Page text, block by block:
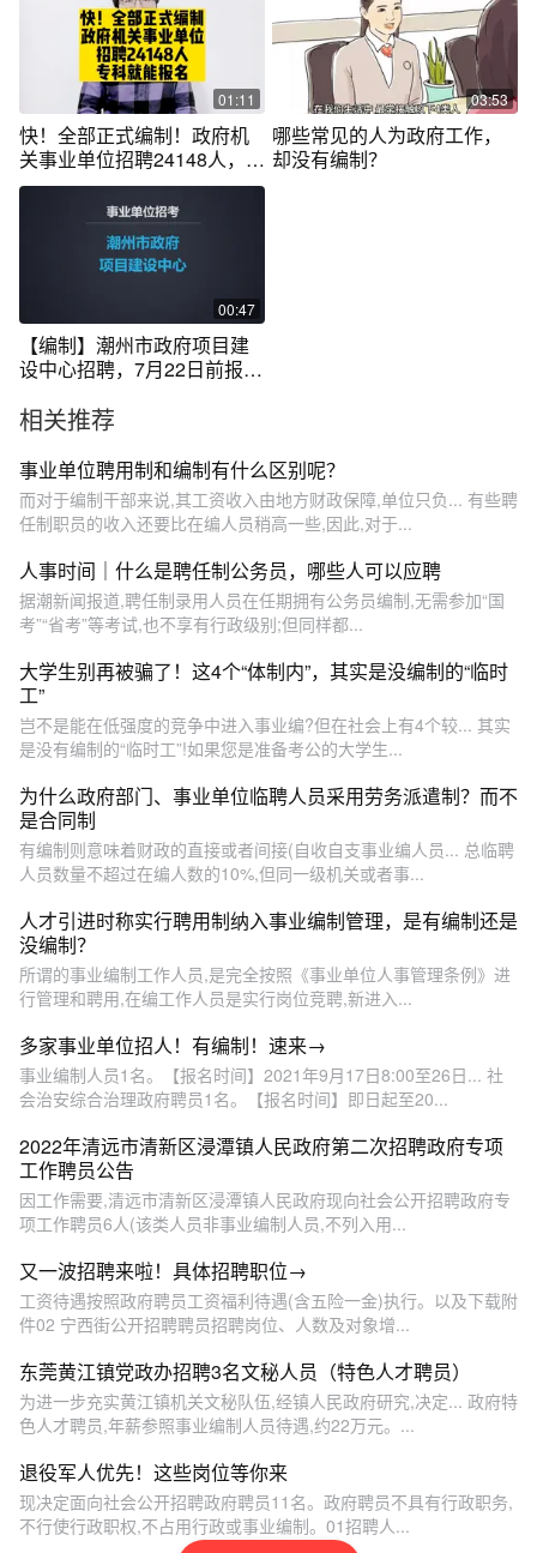
01:11
快！全部正式编制！政府机
关事业单位招聘24148人，专
科就能报名
03:53
哪些常见的人为政府工作，
却没有编制？
00:47
【编制】潮州市政府项目建
设中心招聘，7月22日前报名
相关推荐
事业单位聘用制和编制有什么区别呢？
而对于编制干部来说,其工资收入由地方财政保障,单位只负... 有些聘
任制职员的收入还要比在编人员稍高一些,因此,对于...
人事时间｜什么是聘任制公务员，哪些人可以应聘
据潮新闻报道,聘任制录用人员在任期拥有公务员编制,无需参加“国
考”“省考”等考试,也不享有行政级别;但同样都...
大学生别再被骗了！这4个“体制内”，其实是没编制的“临时
工”
岂不是能在低强度的竞争中进入事业编?但在社会上有4个较... 其实
是没有编制的“临时工”!如果您是准备考公的大学生...
为什么政府部门、事业单位临聘人员采用劳务派遣制？而不
是合同制
有编制则意味着财政的直接或者间接(自收自支事业编人员... 总临聘
人员数量不超过在编人数的10%,但同一级机关或者事...
人才引进时称实行聘用制纳入事业编制管理，是有编制还是
没编制？
所谓的事业编制工作人员,是完全按照《事业单位人事管理条例》进
行管理和聘用,在编工作人员是实行岗位竞聘,新进入...
多家事业单位招人！有编制！速来→
事业编制人员1名。【报名时间】2021年9月17日8:00至26日... 社
会治安综合治理政府聘员1名。【报名时间】即日起至20...
2022年清远市清新区浸潭镇人民政府第二次招聘政府专项
工作聘员公告
因工作需要,清远市清新区浸潭镇人民政府现向社会公开招聘政府专
项工作聘员6人(该类人员非事业编制人员,不列入用...
又一波招聘来啦！具体招聘职位→
工资待遇按照政府聘员工资福利待遇(含五险一金)执行。以及下载附
件02 宁西街公开招聘聘员招聘岗位、人数及对象增...
东莞黄江镇党政办招聘3名文秘人员（特色人才聘员）
为进一步充实黄江镇机关文秘队伍,经镇人民政府研究,决定... 政府特
色人才聘员,年薪参照事业编制人员待遇,约22万元。...
退役军人优先！这些岗位等你来
现决定面向社会公开招聘政府聘员11名。政府聘员不具有行政职务,
不行使行政职权,不占用行政或事业编制。01招聘人...